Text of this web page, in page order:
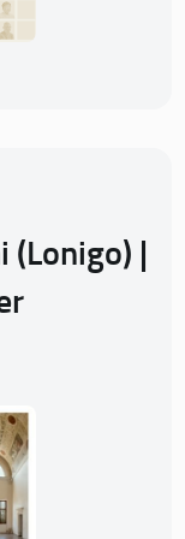
(Lonigo) |